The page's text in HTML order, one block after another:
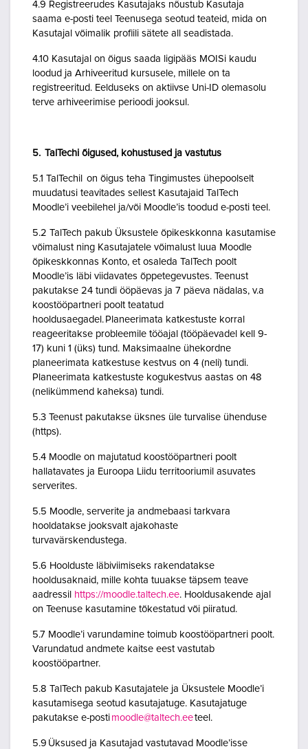
4.9 Registreerudes Kasutajaks nõustub Kasutaja
saama e-posti teel Teenusega seotud teateid, mida on
Kasutajal võimalik profiili sätete all seadistada.
4.10 Kasutajal on õigus saada ligipääs MOISi kaudu
loodud ja Arhiveeritud kursusele, millele on ta
registreeritud. Eelduseks on aktiivse Uni-ID olemasolu
terve arhiveerimise perioodi jooksul.
5. TalTechi õigused, kohustused ja vastutus
5.1 TalTechil on õigus teha Tingimustes ühepoolselt
muudatusi teavitades sellest Kasutajaid TalTech
Moodle’i veebilehel ja/või Moodle’is toodud e-posti teel.
5.2 TalTech pakub Üksustele õpikeskkonna kasutamise
võimalust ning Kasutajatele võimalust luua Moodle
õpikeskkonnas Konto, et osaleda TalTech poolt
Moodle’is läbi viidavates õppetegevustes. Teenust
pakutakse 24 tundi ööpäevas ja 7 päeva nädalas, v.a
koostööpartneri poolt teatatud
hooldusaegadel. Planeerimata katkestuste korral
reageeritakse probleemile tööajal (tööpäevadel kell 9-
17) kuni 1 (üks) tund. Maksimaalne ühekordne
planeerimata katkestuse kestvus on 4 (neli) tundi.
Planeerimata katkestuste kogukestvus aastas on 48
(nelikümmend kaheksa) tundi.
5.3 Teenust pakutakse üksnes üle turvalise ühenduse
(https).
5.4 Moodle on majutatud koostööpartneri poolt
hallatavates ja Euroopa Liidu territooriumil asuvates
serverites.
5.5 Moodle, serverite ja andmebaasi tarkvara
hooldatakse jooksvalt ajakohaste
turvavärskendustega.
5.6 Hoolduste läbiviimiseks rakendatakse
hooldusaknaid, mille kohta tuuakse täpsem teave
aadressil https://moodle.taltech.ee. Hooldusakende ajal
on Teenuse kasutamine tõkestatud või piiratud.
5.7 Moodle’i varundamine toimub koostööpartneri poolt.
Varundatud andmete kaitse eest vastutab
koostööpartner.
5.8 TalTech pakub Kasutajatele ja Üksustele Moodle’i
kasutamisega seotud kasutajatuge. Kasutajatuge
pakutakse e-posti moodle@taltech.eeteel.
5.9 Üksused ja Kasutajad vastutavad Moodle’isse